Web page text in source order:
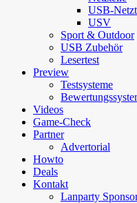
USB-
USV
Sport & Outdoor
USB Zubehör
Lesertest
Preview
Testsysteme
Videos
Game-Check
Partner
Advertorial
Howto
Deals
Kontakt
Lanparty